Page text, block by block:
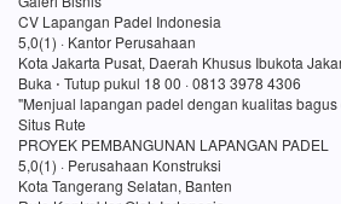
CV Lapangan Padel Indonesia
5,0(1) · Kantor Perusahaan
Kota Jakarta Pusat, Daerah Khusus Ibukota
Buka ⋅ Tutup pukul 18 00 · 0813 3978 4306
"Menjual lapangan padel dengan kualitas
Situs Rute
PROYEK PEMBANGUNAN LAPANGAN PADEL
5,0(1) · Perusahaan Konstruksi
Kota Tangerang Selatan, Banten